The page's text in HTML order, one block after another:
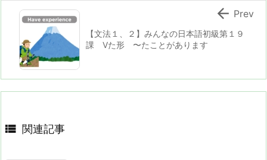
【文法１、２】みんなの日本語初級第１９
課 Vた形 〜たことがあります
 Prev
 関連記事